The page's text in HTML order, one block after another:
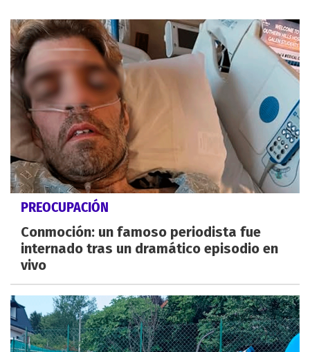
PREOCUPACIÓN
Conmoción: un famoso periodista fue
internado tras un dramático episodio en
vivo